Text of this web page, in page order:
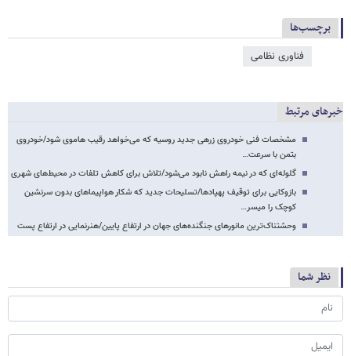
برچسب‌ها
فناوری نظامی
خبرهای مرتبط
مشخصات فنی خودروی زرهی جدید روسیه که می‌خواهد رقیب هاموی شود/خودروی
بتمن با سرعت…
گلوله‌‌ای که در نیمه راهش نابود می‌شود/تلاش برای کاهش تلفات در محیط‌های شهری
بازوکایی برای توقیف پهپادها/تسلیحات جدید که شکار هواپیماهای بدون سرنشین
کوچک را میسر…
وحشتناک‌ترین مانورهای جنگنده‌های جهان در ارتفاع پایین/هنرنمایی در ارتفاع پست
نظر شما